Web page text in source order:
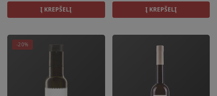
Į KREPŠELĮ Į KREPŠELĮ
-20%